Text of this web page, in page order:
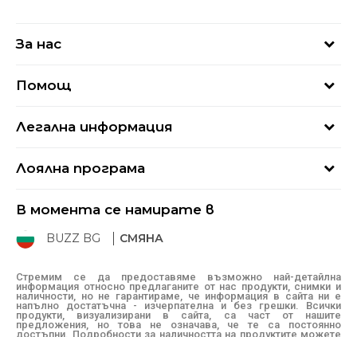
За нас
Магазини
+359 2 4928 699
Помощ
Връщане
Как да подам сигнал?
Състояние на поръчката
Легална информация
Политика за поверителност
Бисквитки
Рекламации
Условия за покупка
Условия за връщане
Лоялна програма
Sport&Bonus - регистрация
BUZZ Mарки
В момента се намирате в
BUZZ BG СМЯНА
Стремим се да предоставяме възможно най-детайлна
информация относно предлаганите от нас продукти, снимки и
наличности, но не гарантираме, че информация в сайта ни е
напълно достатъчна - изчерпателна и без грешки. Всички
продукти, визуализирани в сайта, са част от нашите
предложения, но това не означава, че те са постоянно
достъпни. Подробности за наличността на продуктите можете